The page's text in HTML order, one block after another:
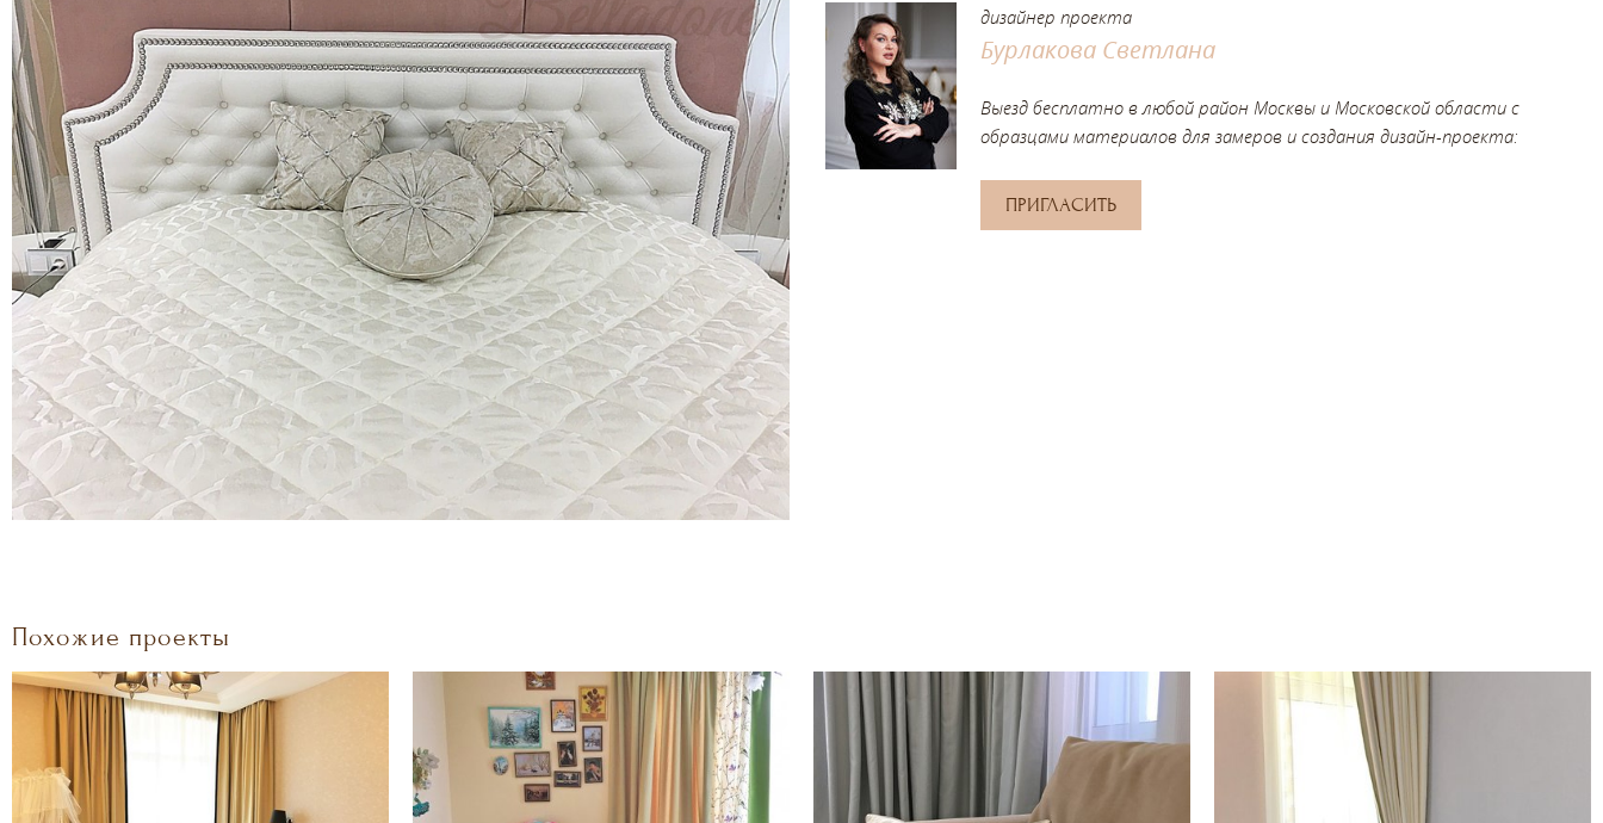
дизайнер проекта
Бурлакова Светлана
Выезд бесплатно в любой район Москвы и Московской области с
образцами материалов для замеров и создания дизайн-проекта:
ПРИГЛАСИТЬ
Похожие проекты